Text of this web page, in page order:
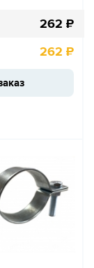
262 ₽
262 ₽